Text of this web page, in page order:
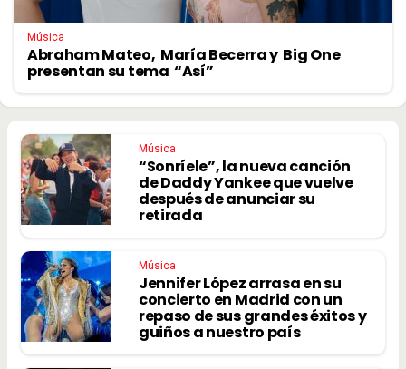
Música
Abraham Mateo, María Becerra y Big One
presentan su tema “Así”
Música
“Sonríele”, la nueva canción
de Daddy Yankee que vuelve
después de anunciar su
retirada
Música
Jennifer López arrasa en su
concierto en Madrid con un
repaso de sus grandes éxitos y
guiños a nuestro país